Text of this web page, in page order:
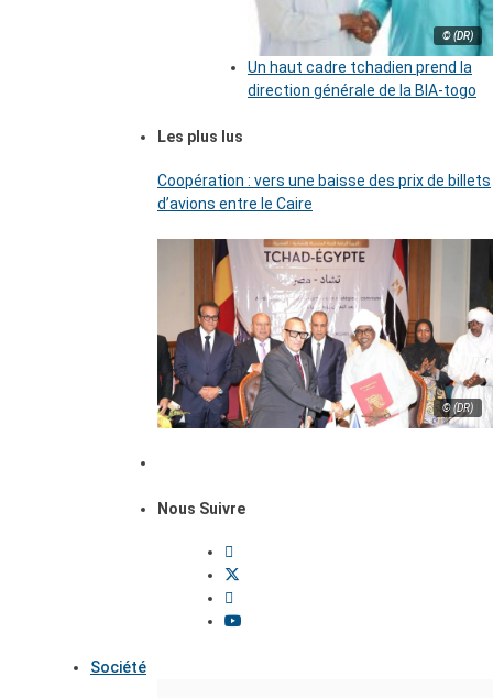
© (DR)
Un haut cadre tchadien prend la
direction générale de la BIA-togo
Les plus lus
Coopération : vers une baisse des prix de billets
d’avions entre le Caire
© (DR)
Nous Suivre
Société